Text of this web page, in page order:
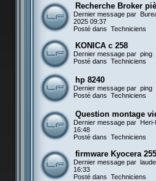
Recherche Broker
Dernier message par
2025 09:37
Posté dans Techniciens
KONICA c 258
Dernier message par ping
Posté dans Techniciens
hp 8240
Dernier message par ping
Posté dans Techniciens
Question montage
Dernier message par Heri-
16:48
Posté dans Techniciens
firmware Kyocera
Dernier message par
16:33
Posté dans Techniciens